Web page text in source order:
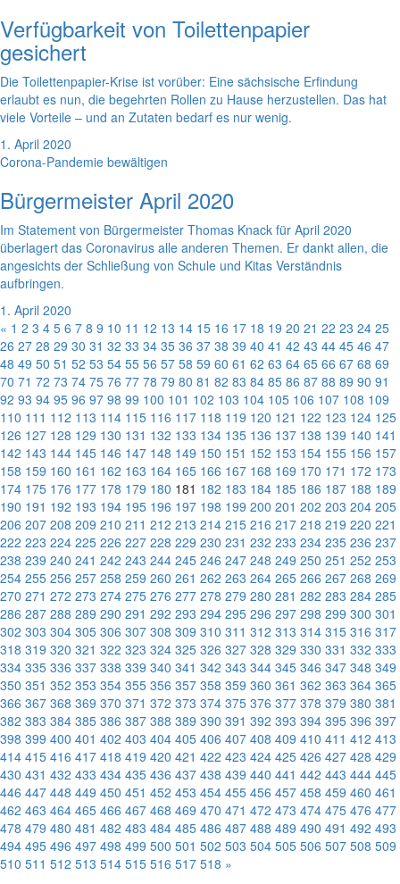
Verfügbarkeit von Toilettenpapier
gesichert
Die Toilettenpapier-Krise ist vorüber: Eine sächsische Erfindung
erlaubt es nun, die begehrten Rollen zu Hause herzustellen. Das hat
viele Vorteile – und an Zutaten bedarf es nur wenig.
1. April 2020
Corona-Pandemie bewältigen
Bürgermeister April 2020
Im Statement von Bürgermeister Thomas Knack für April 2020
überlagert das Coronavirus alle anderen Themen. Er dankt allen, die
angesichts der Schließung von Schule und Kitas Verständnis
aufbringen.
1. April 2020
« 1 2 3 4 5 6 7 8 9 10 11 12 13 14 15 16 17 18 19 20 21 22 23 24 25
26 27 28 29 30 31 32 33 34 35 36 37 38 39 40 41 42 43 44 45 46 47
48 49 50 51 52 53 54 55 56 57 58 59 60 61 62 63 64 65 66 67 68 69
70 71 72 73 74 75 76 77 78 79 80 81 82 83 84 85 86 87 88 89 90 91
92 93 94 95 96 97 98 99 100 101 102 103 104 105 106 107 108 109
110 111 112 113 114 115 116 117 118 119 120 121 122 123 124 125
126 127 128 129 130 131 132 133 134 135 136 137 138 139 140 141
142 143 144 145 146 147 148 149 150 151 152 153 154 155 156 157
158 159 160 161 162 163 164 165 166 167 168 169 170 171 172 173
174 175 176 177 178 179 180 181 182 183 184 185 186 187 188 189
190 191 192 193 194 195 196 197 198 199 200 201 202 203 204 205
206 207 208 209 210 211 212 213 214 215 216 217 218 219 220 221
222 223 224 225 226 227 228 229 230 231 232 233 234 235 236 237
238 239 240 241 242 243 244 245 246 247 248 249 250 251 252 253
254 255 256 257 258 259 260 261 262 263 264 265 266 267 268 269
270 271 272 273 274 275 276 277 278 279 280 281 282 283 284 285
286 287 288 289 290 291 292 293 294 295 296 297 298 299 300 301
302 303 304 305 306 307 308 309 310 311 312 313 314 315 316 317
318 319 320 321 322 323 324 325 326 327 328 329 330 331 332 333
334 335 336 337 338 339 340 341 342 343 344 345 346 347 348 349
350 351 352 353 354 355 356 357 358 359 360 361 362 363 364 365
366 367 368 369 370 371 372 373 374 375 376 377 378 379 380 381
382 383 384 385 386 387 388 389 390 391 392 393 394 395 396 397
398 399 400 401 402 403 404 405 406 407 408 409 410 411 412 413
414 415 416 417 418 419 420 421 422 423 424 425 426 427 428 429
430 431 432 433 434 435 436 437 438 439 440 441 442 443 444 445
446 447 448 449 450 451 452 453 454 455 456 457 458 459 460 461
462 463 464 465 466 467 468 469 470 471 472 473 474 475 476 477
478 479 480 481 482 483 484 485 486 487 488 489 490 491 492 493
494 495 496 497 498 499 500 501 502 503 504 505 506 507 508 509
510 511 512 513 514 515 516 517 518 »